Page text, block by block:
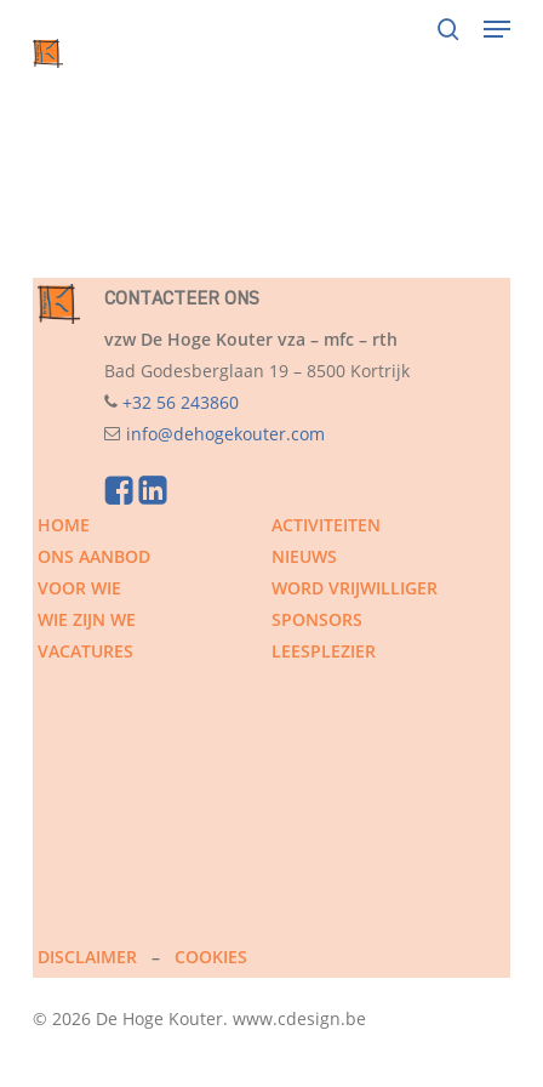
Menu
CONTACTEER ONS
vzw De Hoge Kouter vza – mfc – rth
Bad Godesberglaan 19 – 8500 Kortrijk
+32 56 243860
info@dehogekouter.com
HOME
ONS AANBOD
VOOR WIE
WIE ZIJN WE
VACATURES
ACTIVITEITEN
NIEUWS
WORD VRIJWILLIGER
SPONSORS
LEESPLEZIER
DISCLAIMER – COOKIES
© 2026 De Hoge Kouter. www.cdesign.be